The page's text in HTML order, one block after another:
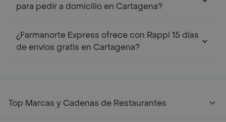
para pedir a domicilio en Cartagena?
¿Farmanorte Express ofrece con Rappi 15 días
de envíos gratis en Cartagena?
Top Marcas y Cadenas de Restaurantes